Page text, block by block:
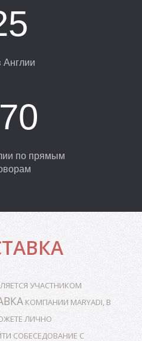
Англии
по прямым
УЧАСТНИКОМ
КОМПАНИИ MARYADI, В
ЛИЧНО
СОБЕСЕДОВАНИЕ С